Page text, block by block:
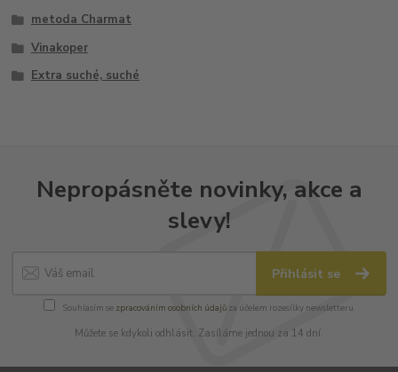
metoda Charmat
Vinakoper
Extra suché, suché
Nepropásněte novinky, akce a
slevy!
Přihlásit se
Souhlasím se zpracováním osobních údajůza účelem rozesílky newsletteru.
Můžete se kdykoli odhlásit. Zasíláme jednou za 14 dní.